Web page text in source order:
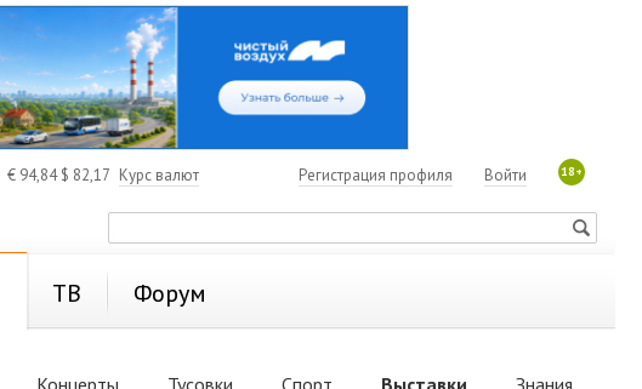
€ 94,84$ 82,17 Курс валют 18+
Войти
Регистрация профиля
ТВ Форум
Концерты Тусовки Спорт Выставки Знания